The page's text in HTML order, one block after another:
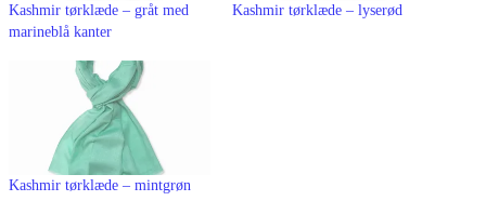
Kashmir tørklæde – gråt med
marineblå kanter
Kashmir tørklæde – lyserød
Kashmir tørklæde – mintgrøn